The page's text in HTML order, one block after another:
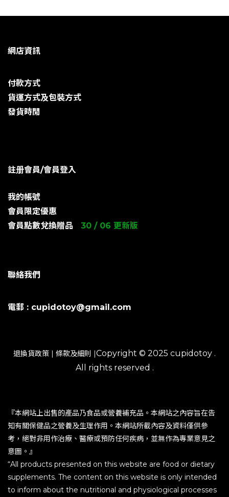
網店資訊
付款方式
貨運方式及包裝方式
發貨時閒
註册會員/會員登入
我的帳號
會員限定優惠
會員點數兌換贈品
30 / 06 更新版
聯絡我們
電郵 : cupidotoy@gmail.com
退換貨政策 | 條款及細則 |Copyright © 2025 cupidotoy .
All rights reserved .
『本網站上出售的產品乃食品或營養補充品。本網站之內容旨在告
知有關保健品之營養及生理作用。本網站所載內容及資料僅供參
考，絕對非用作治療、醫療或預防任何疾病，並無作為專業意見之
意圖。』
“All products presented on this website are food or dietary
supplements. The content on this website is only intended
to inform about the nutritional and physiological processes